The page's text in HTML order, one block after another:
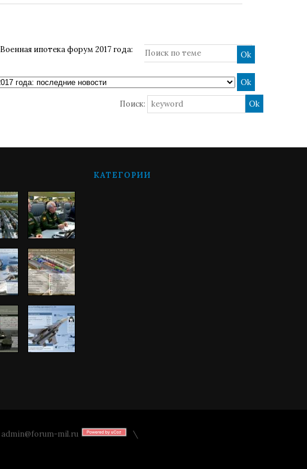
Военная ипотека форум 2017 года:
Поиск:
КАТЕГОРИИ
admin@forum-mil.ru